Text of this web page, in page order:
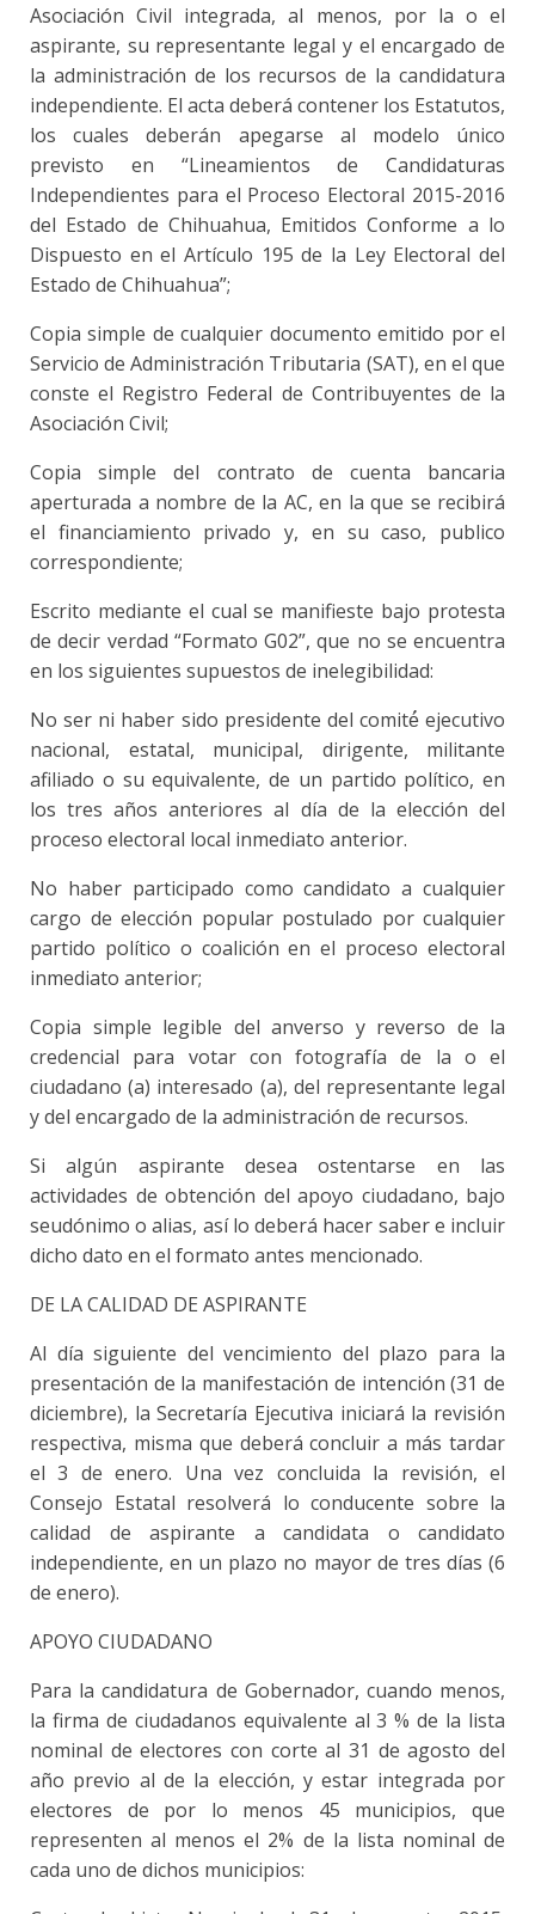
Asociación Civil integrada, al menos, por la o el
aspirante, su representante legal y el encargado de
la administración de los recursos de la candidatura
independiente. El acta deberá contener los Estatutos,
los cuales deberán apegarse al modelo único
previsto en “Lineamientos de Candidaturas
Independientes para el Proceso Electoral 2015-2016
del Estado de Chihuahua, Emitidos Conforme a lo
Dispuesto en el Artículo 195 de la Ley Electoral del
Estado de Chihuahua”;
Copia simple de cualquier documento emitido por el
Servicio de Administración Tributaria (SAT), en el que
conste el Registro Federal de Contribuyentes de la
Asociación Civil;
Copia simple del contrato de cuenta bancaria
aperturada a nombre de la AC, en la que se recibirá
el financiamiento privado y, en su caso, publico
correspondiente;
Escrito mediante el cual se manifieste bajo protesta
de decir verdad “Formato G02”, que no se encuentra
en los siguientes supuestos de inelegibilidad:
No ser ni haber sido presidente del comité́ ejecutivo
nacional, estatal, municipal, dirigente, militante
afiliado o su equivalente, de un partido político, en
los tres años anteriores al día de la elección del
proceso electoral local inmediato anterior.
No haber participado como candidato a cualquier
cargo de elección popular postulado por cualquier
partido político o coalición en el proceso electoral
inmediato anterior;
Copia simple legible del anverso y reverso de la
credencial para votar con fotografía de la o el
ciudadano (a) interesado (a), del representante legal
y del encargado de la administración de recursos.
Si algún aspirante desea ostentarse en las
actividades de obtención del apoyo ciudadano, bajo
seudónimo o alias, así lo deberá hacer saber e incluir
dicho dato en el formato antes mencionado.
DE LA CALIDAD DE ASPIRANTE
Al día siguiente del vencimiento del plazo para la
presentación de la manifestación de intención (31 de
diciembre), la Secretaría Ejecutiva iniciará la revisión
respectiva, misma que deberá concluir a más tardar
el 3 de enero. Una vez concluida la revisión, el
Consejo Estatal resolverá lo conducente sobre la
calidad de aspirante a candidata o candidato
independiente, en un plazo no mayor de tres días (6
de enero).
APOYO CIUDADANO
Para la candidatura de Gobernador, cuando menos,
la firma de ciudadanos equivalente al 3 % de la lista
nominal de electores con corte al 31 de agosto del
año previo al de la elección, y estar integrada por
electores de por lo menos 45 municipios, que
representen al menos el 2% de la lista nominal de
cada uno de dichos municipios: